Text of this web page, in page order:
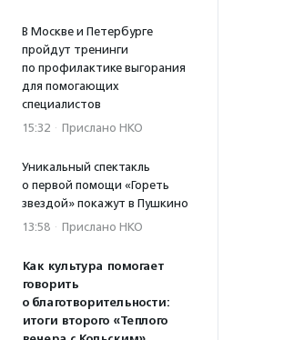
В Москве и Петербурге
пройдут тренинги
по профилактике выгорания
для помогающих
специалистов
15:32 · Прислано НКО
Уникальный спектакль
о первой помощи «Гореть
звездой» покажут в Пушкино
13:58 · Прислано НКО
Как культура помогает
говорить
о благотворительности:
итоги второго «Теплого